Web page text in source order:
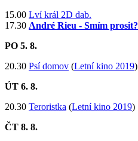
​15.00 Lví král 2D dab.
17.30 André Rieu - Smím prosit?
PO 5. 8.
20.30 Psí domov (Letní kino 2019)
ÚT 6. 8.
20.30 Teroristka (Letní kino 2019)
ČT 8. 8.